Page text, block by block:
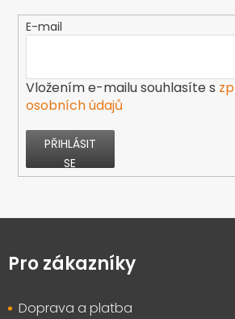
E-mail
Vložením e-mailu souhlasíte s
osobních údajů
PŘIHLÁSIT
SE
pPro zákazníky
Doprava a platba